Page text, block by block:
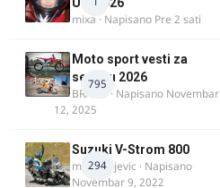
mixa · Napisano Pre 2 sati
795
Moto sport vesti za
sezonu 2026
BRACO · Napisano Novembar
12, 2025
294
Suzuki V-Strom 800
m.milivojevic · Napisano
Novembar 9, 2022